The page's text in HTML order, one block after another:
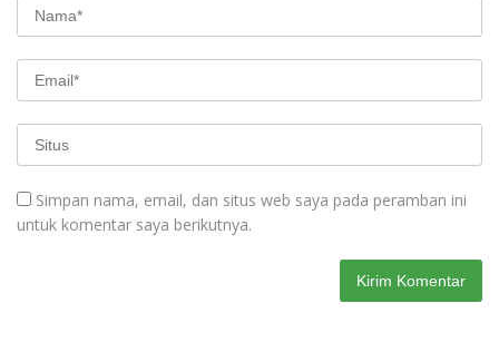
Simpan nama, email, dan situs web saya pada peramban ini
untuk komentar saya berikutnya.